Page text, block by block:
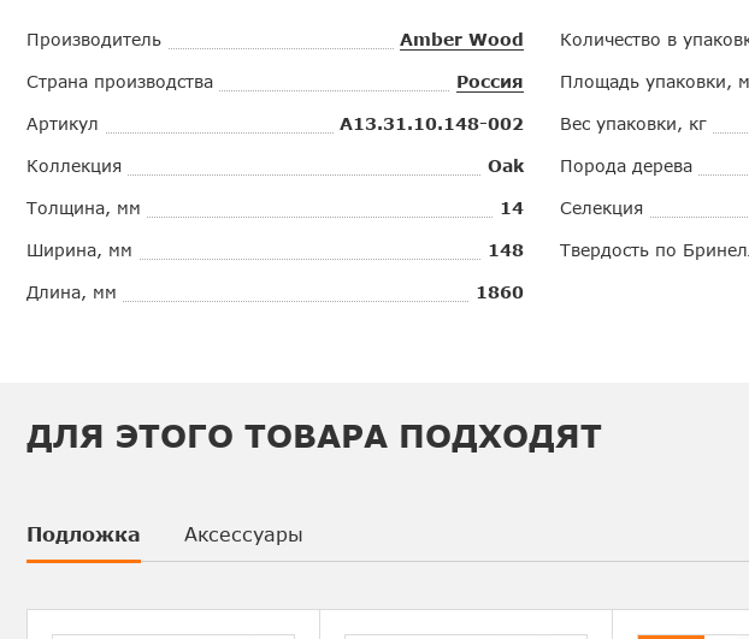
Производитель Amber Wood
Страна производства Россия
Артикул А13.31.10.148-002
Коллекция Oak
Толщина, мм 14
Ширина, мм 148
Длина, мм 1860
Количество в
Площадь упаковки,
Вес упаковки, кг
Порода дерева
Селекция
Твердость по
ДЛЯ ЭТОГО ТОВАРА ПОДХОДЯТ
Подложка Аксессуары